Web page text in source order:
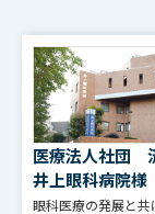
入力位相基準信
機能
医療法人社団
井上眼科病院様
眼科医療の発展と共